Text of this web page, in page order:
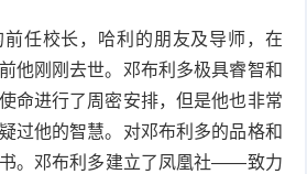
任校长，哈利的朋友及导师，在
他刚刚去世。邓布利多极具睿智和
命进行了周密安排，但是他也非常
过他的智慧。对邓布利多的品格和
。邓布利多建立了凤凰社——致力